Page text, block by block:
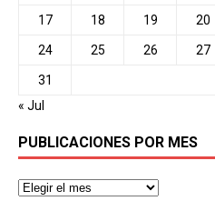
17 18 19 20
24 25 26 27
31
« Jul
PUBLICACIONES POR MES